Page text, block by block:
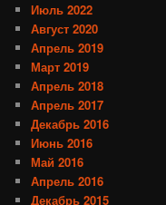
Июль 2022
Август 2020
Апрель 2019
Март 2019
Апрель 2018
Апрель 2017
Декабрь 2016
Июнь 2016
Май 2016
Апрель 2016
Декабрь 2015